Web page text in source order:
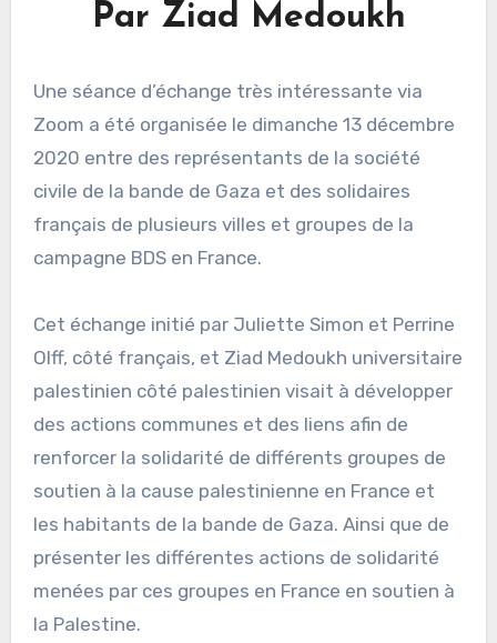
Par Ziad Medoukh
Une séance d’échange très intéressante via
Zoom a été organisée le dimanche 13 décembre
2020 entre des représentants de la société
civile de la bande de Gaza et des solidaires
français de plusieurs villes et groupes de la
campagne BDS en France.
Cet échange initié par Juliette Simon et Perrine
Olff, côté français, et Ziad Medoukh universitaire
palestinien côté palestinien visait à développer
des actions communes et des liens afin de
renforcer la solidarité de différents groupes de
soutien à la cause palestinienne en France et
les habitants de la bande de Gaza. Ainsi que de
présenter les différentes actions de solidarité
menées par ces groupes en France en soutien à
la Palestine.